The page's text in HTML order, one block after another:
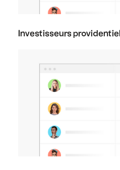
Investisseurs